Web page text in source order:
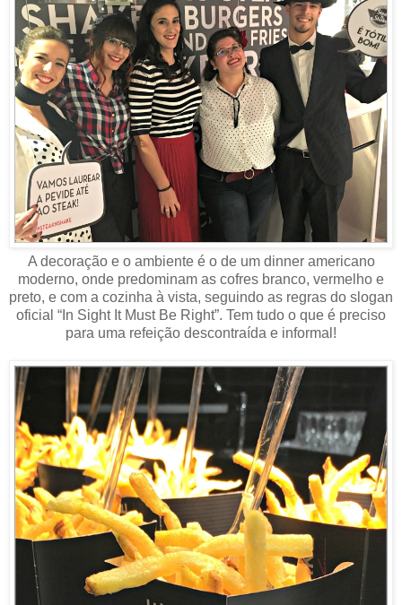
A decoração e o ambiente é o de um dinner americano
moderno, onde predominam as cofres branco, vermelho e
preto, e com a cozinha à vista, seguindo as regras do slogan
oficial “In Sight It Must Be Right”. Tem tudo o que é preciso
para uma refeição descontraída e informal!